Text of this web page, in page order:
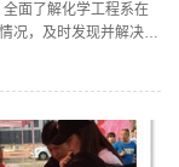
面了解化学工程系在
况，及时发现并解决教
期教学工作安排，化
行，11月14日...